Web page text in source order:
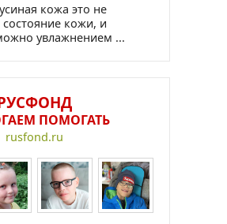
кожа это не
кожи, и
увлажнением ...
ПОМОГАТЬ
rusfond.ru